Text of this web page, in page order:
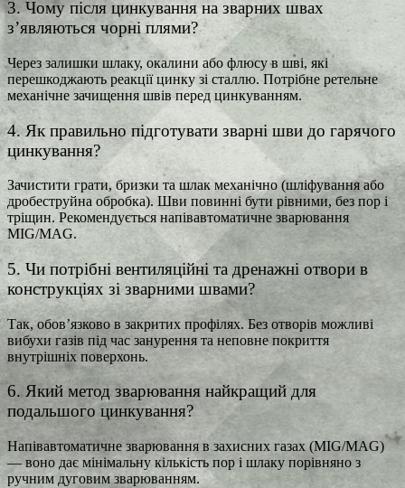
3. Чому після цинкування на зварних швах
з’являються чорні плями?
Через залишки шлаку, окалини або флюсу в шві, які
перешкоджають реакції цинку зі сталлю. Потрібне ретельне
механічне зачищення швів перед цинкуванням.
4. Як правильно підготувати зварні шви до гарячого
цинкування?
Зачистити грати, бризки та шлак механічно (шліфування або
дробеструйна обробка). Шви повинні бути рівними, без пор і
тріщин. Рекомендується напівавтоматичне зварювання
MIG/MAG.
5. Чи потрібні вентиляційні та дренажні отвори в
конструкціях зі зварними швами?
Так, обов’язково в закритих профілях. Без отворів можливі
вибухи газів під час занурення та неповне покриття
внутрішніх поверхонь.
6. Який метод зварювання найкращий для
подальшого цинкування?
Напівавтоматичне зварювання в захисних газах (MIG/MAG)
— воно дає мінімальну кількість пор і шлаку порівняно з
ручним дуговим зварюванням.